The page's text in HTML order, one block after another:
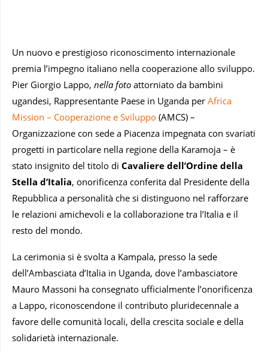
Un nuovo e prestigioso riconoscimento internazionale
premia l’impegno italiano nella cooperazione allo sviluppo.
Pier Giorgio Lappo, nella foto attorniato da bambini
ugandesi, Rappresentante Paese in Uganda per Africa
Mission – Cooperazione e Sviluppo (AMCS) –
Organizzazione con sede a Piacenza impegnata con svariati
progetti in particolare nella regione della Karamoja – è
stato insignito del titolo di Cavaliere dell’Ordine della
Stella d’Italia, onorificenza conferita dal Presidente della
Repubblica a personalità che si distinguono nel rafforzare
le relazioni amichevoli e la collaborazione tra l’Italia e il
resto del mondo.
La cerimonia si è svolta a Kampala, presso la sede
dell’Ambasciata d’Italia in Uganda, dove l’ambasciatore
Mauro Massoni ha consegnato ufficialmente l’onorificenza
a Lappo, riconoscendone il contributo pluridecennale a
favore delle comunità locali, della crescita sociale e della
solidarietà internazionale.